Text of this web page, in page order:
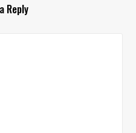
Reply